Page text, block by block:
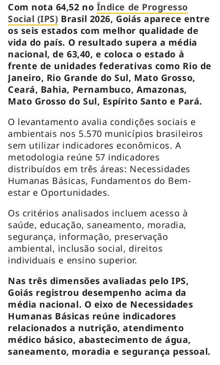
Com nota 64,52 no Índice de Progresso
Social (IPS) Brasil 2026, Goiás aparece entre
os seis estados com melhor qualidade de
vida do país. O resultado supera a média
nacional, de 63,40, e coloca o estado à
frente de unidades federativas como Rio de
Janeiro, Rio Grande do Sul, Mato Grosso,
Ceará, Bahia, Pernambuco, Amazonas,
Mato Grosso do Sul, Espírito Santo e Pará.
O levantamento avalia condições sociais e
ambientais nos 5.570 municípios brasileiros
sem utilizar indicadores econômicos. A
metodologia reúne 57 indicadores
distribuídos em três áreas: Necessidades
Humanas Básicas, Fundamentos do Bem-
estar e Oportunidades.
Os critérios analisados incluem acesso à
saúde, educação, saneamento, moradia,
segurança, informação, preservação
ambiental, inclusão social, direitos
individuais e ensino superior.
Nas três dimensões avaliadas pelo IPS,
Goiás registrou desempenho acima da
média nacional. O eixo de Necessidades
Humanas Básicas reúne indicadores
relacionados a nutrição, atendimento
médico básico, abastecimento de água,
saneamento, moradia e segurança pessoal.